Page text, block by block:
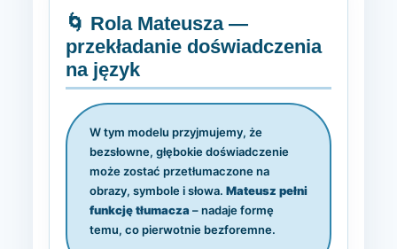
🌀 Rola Mateusza —
przekładanie doświadczenia
na język
W tym modelu przyjmujemy, że
bezsłowne, głębokie doświadczenie
może zostać przetłumaczone na
obrazy, symbole i słowa. Mateusz pełni
funkcję tłumacza – nadaje formę
temu, co pierwotnie bezforemne.